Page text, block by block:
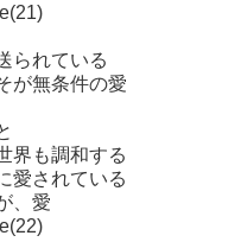
られている
が無条件の愛
界も調和する
愛されている
、愛